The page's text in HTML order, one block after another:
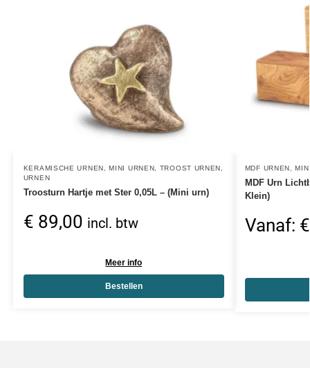
KERAMISCHE URNEN ,MINI URNEN TROOST URNEN
URNEN
Troosturn Hartje met Ster 0,05L – (Mini urn)
€ 89,00 incl. btw
Meer info
Bestellen
MDF URNEN ,
MDF Urn
Klein)
Vanaf: €